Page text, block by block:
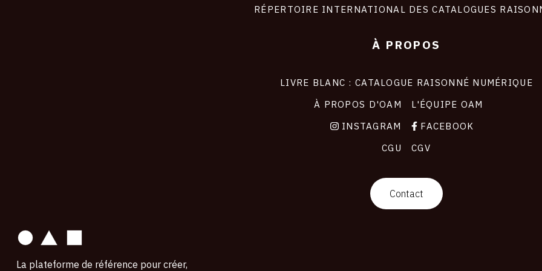
RÉPERTOIRE INTERNATIONAL DES CATALOGUES
À PROPOS
LIVRE BLANC : CATALOGUE RAISONNÉ NUMÉRIQUE
À PROPOS D'OAM
L'ÉQUIPE OAM
INSTAGRAM
FACEBOOK
CGU
CGV
Contact
La plateforme de référence pour créer,